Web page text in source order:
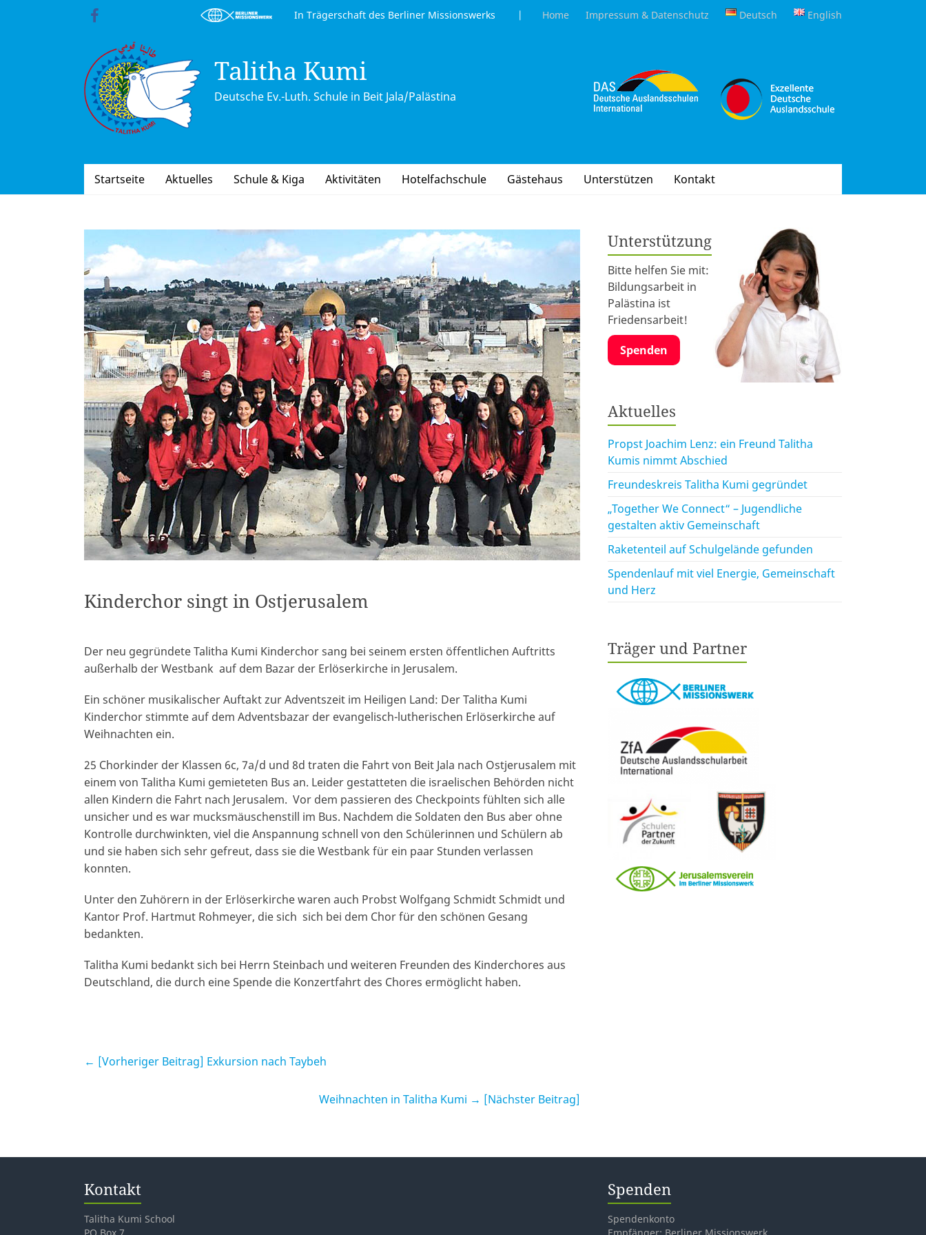
In Trägerschaft des Berliner Missionswerks | Home Impressum & Datenschutz Deutsch English
Talitha Kumi
Deutsche Ev.-Luth. Schule in Beit Jala/Palästina
Startseite Aktuelles Schule & Kiga Aktivitäten Hotelfachschule Gästehaus Unterstützen Kontakt
Kinderchor singt in Ostjerusalem
Der neu gegründete Talitha Kumi Kinderchor sang bei seinem ersten öffentlichen Auftritts
außerhalb der Westbank auf dem Bazar der Erlöserkirche in Jerusalem.
Ein schöner musikalischer Auftakt zur Adventszeit im Heiligen Land: Der Talitha Kumi
Kinderchor stimmte auf dem Adventsbazar der evangelisch-lutherischen Erlöserkirche auf
Weihnachten ein.
25 Chorkinder der Klassen 6c, 7a/d und 8d traten die Fahrt von Beit Jala nach Ostjerusalem mit
einem von Talitha Kumi gemieteten Bus an. Leider gestatteten die israelischen Behörden nicht
allen Kindern die Fahrt nach Jerusalem. Vor dem passieren des Checkpoints fühlten sich alle
unsicher und es war mucksmäuschenstill im Bus. Nachdem die Soldaten den Bus aber ohne
Kontrolle durchwinkten, viel die Anspannung schnell von den Schülerinnen und Schülern ab
und sie haben sich sehr gefreut, dass sie die Westbank für ein paar Stunden verlassen
konnten.
Unter den Zuhörern in der Erlöserkirche waren auch Probst Wolfgang Schmidt Schmidt und
Kantor Prof. Hartmut Rohmeyer, die sich sich bei dem Chor für den schönen Gesang
bedankten.
Talitha Kumi bedankt sich bei Herrn Steinbach und weiteren Freunden des Kinderchores aus
Deutschland, die durch eine Spende die Konzertfahrt des Chores ermöglicht haben.
← [Vorheriger Beitrag] Exkursion nach Taybeh
Weihnachten in Talitha Kumi → [Nächster Beitrag]
Unterstützung
Bitte helfen Sie mit:
Bildungsarbeit in
Palästina ist
Friedensarbeit!
Spenden
Aktuelles
Propst Joachim Lenz: ein Freund Talitha
Kumis nimmt Abschied
Freundeskreis Talitha Kumi gegründet
„Together We Connect“ – Jugendliche
gestalten aktiv Gemeinschaft
Raketenteil auf Schulgelände gefunden
Spendenlauf mit viel Energie, Gemeinschaft
und Herz
Träger und Partner
Kontakt
Talitha Kumi School
Spenden
Spendenkonto